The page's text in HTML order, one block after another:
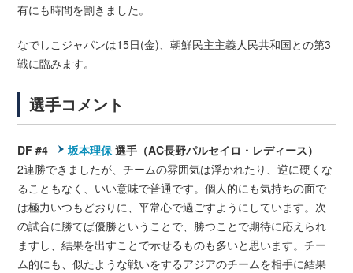
有にも時間を割きました。
なでしこジャパンは15日(金)、朝鮮民主主義人民共和国との第3
戦に臨みます。
選手コメント
DF #4 坂本理保 選手（AC長野パルセイロ・レディース）
2連勝できましたが、チームの雰囲気は浮かれたり、逆に硬くな
ることもなく、いい意味で普通です。個人的にも気持ちの面で
は極力いつもどおりに、平常心で過ごすようにしています。次
の試合に勝てば優勝ということで、勝つことで期待に応えられ
ますし、結果を出すことで示せるものも多いと思います。チー
ム的にも、似たような戦いをするアジアのチームを相手に結果